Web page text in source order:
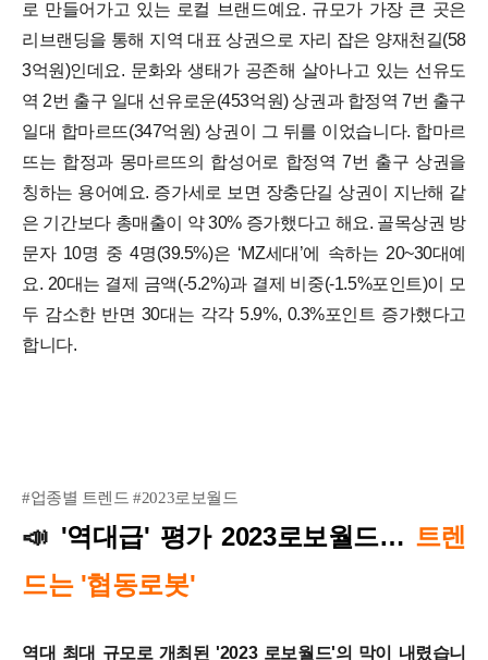
로 만들어가고 있는 로컬 브랜드예요. 규모가 가장 큰 곳은
리브랜딩을 통해 지역 대표 상권으로 자리 잡은 양재천길(58
3억원)인데요. 문화와 생태가 공존해 살아나고 있는 선유도
역 2번 출구 일대 선유로운(453억원) 상권과 합정역 7번 출구
일대 합마르뜨(347억원) 상권이 그 뒤를 이었습니다. 합마르
뜨는 합정과 몽마르뜨의 합성어로 합정역 7번 출구 상권을
칭하는 용어예요. 증가세로 보면 장충단길 상권이 지난해 같
은 기간보다 총매출이 약 30% 증가했다고 해요. 골목상권 방
문자 10명 중 4명(39.5%)은 ‘MZ세대’에 속하는 20~30대예
요. 20대는 결제 금액(-5.2%)과 결제 비중(-1.5%포인트)이 모
두 감소한 반면 30대는 각각 5.9%, 0.3%포인트 증가했다고
합니다.
#업종별 트렌드 #2023로보월드
📣 '역대급' 평가 2023로보월드… 트렌
드는 '협동로봇'
역대 최대 규모로 개최된 '2023 로보월드'의 막이 내렸습니